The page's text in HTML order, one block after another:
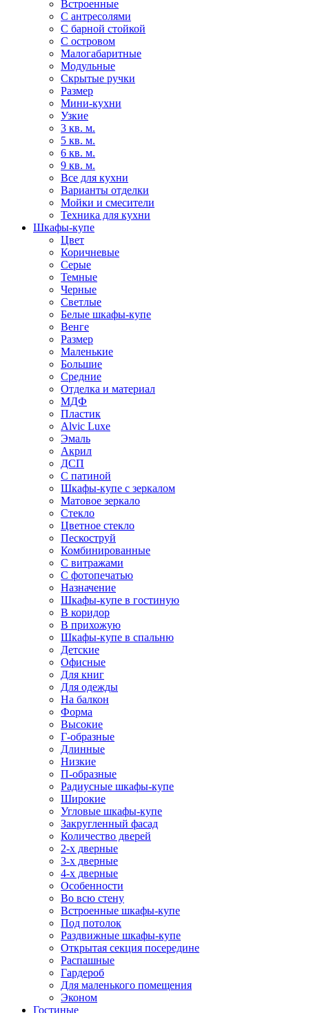
Встроенные
С антресолями
С барной стойкой
С островом
Малогабаритные
Модульные
Скрытые ручки
Размер
Мини-кухни
Узкие
3 кв. м.
5 кв. м.
6 кв. м.
9 кв. м.
Все для кухни
Варианты отделки
Мойки и смесители
Техника для кухни
Шкафы-купе
Цвет
Коричневые
Серые
Темные
Черные
Светлые
Белые шкафы-купе
Венге
Размер
Маленькие
Большие
Средние
Отделка и материал
МДФ
Пластик
Alvic Luxe
Эмаль
Акрил
ДСП
С патиной
Шкафы-купе с зеркалом
Матовое зеркало
Стекло
Цветное стекло
Пескоструй
Комбинированные
С витражами
С фотопечатью
Назначение
Шкафы-купе в гостиную
В коридор
В прихожую
Шкафы-купе в спальню
Детские
Офисные
Для книг
Для одежды
На балкон
Форма
Высокие
Г-образные
Длинные
Низкие
П-образные
Радиусные шкафы-купе
Широкие
Угловые шкафы-купе
Закругленный фасад
Количество дверей
2-х дверные
3-х дверные
4-х дверные
Особенности
Во всю стену
Встроенные шкафы-купе
Под потолок
Раздвижные шкафы-купе
Открытая секция посередине
Распашные
Гардероб
Для маленького помещения
Эконом
Гостиные